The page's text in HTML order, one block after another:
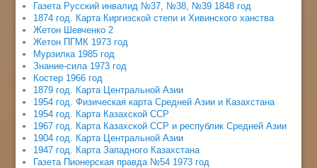
Газета Русский инвалид №37, №38, №39 1848 год
1874 год. Карта Киргизской степи и Хивинского ханства
Жетон Шевченко 2
Жетон ПГМК 1973 год
Мурзилка 1985 год
Знание-сила 1973 год
Костер 1966 год
1879 год. Карта Центральной Азии
1954 год. Физическая карта Средней Азии и Казахстана
1954 год. Карта Казахской ССР
1967 год. Карта Казахской ССР и республик Средней Азии
1904 год. Карта Центральной Азии
1947 год. Карта Западного Казахстана
Газета Пионерская правда №54 1973 год